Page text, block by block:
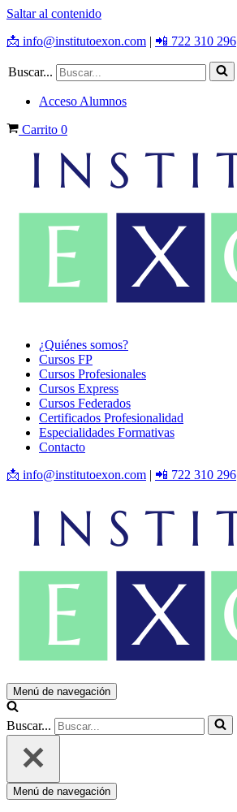
Saltar al contenido
📩 info@institutoexon.com | 📲 722 310 296
Buscar...
Acceso Alumnos
Carrito 0
¿Quiénes somos?
Cursos FP
Cursos Profesionales
Cursos Express
Cursos Federados
Certificados Profesionalidad
Especialidades Formativas
Contacto
📩 info@institutoexon.com | 📲 722 310 296
Menú de navegación
Buscar...
Menú de navegación